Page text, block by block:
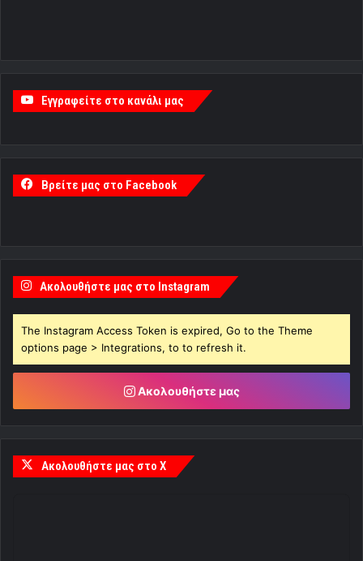
Εγγραφείτε στο κανάλι μας
Βρείτε μας στο Facebook
Ακολουθήστε μας στο Instagram
The Instagram Access Token is expired, Go to the Theme
options page > Integrations, to to refresh it.
Ακολουθήστε μας
Ακολουθήστε μας στο X